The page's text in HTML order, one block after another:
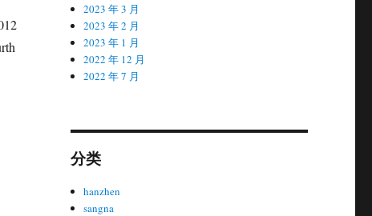
2023 年 3 月
2023 年 2 月
2023 年 1 月
2022 年 12 月
2022 年 7 月
分类
hanzhen
sangna